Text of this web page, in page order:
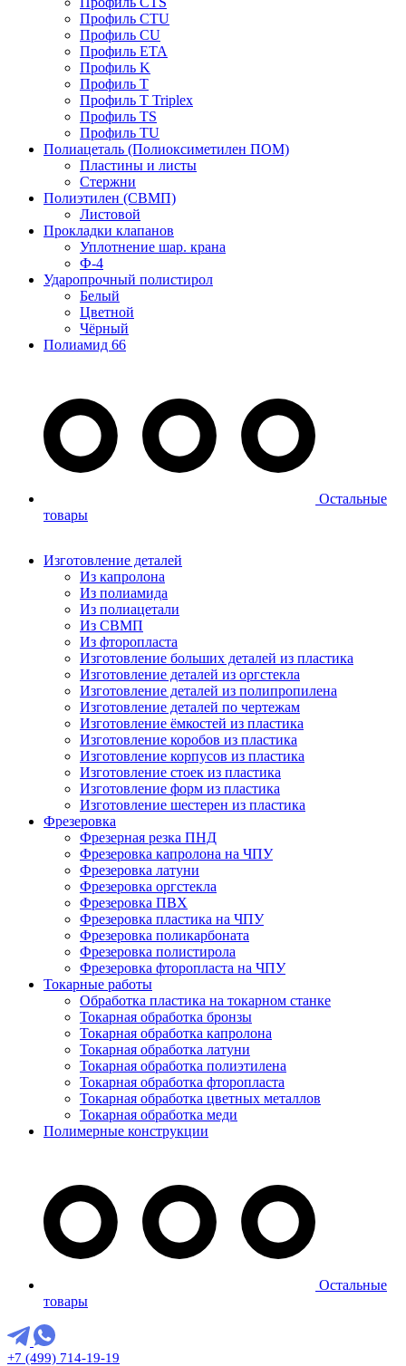
Профиль CTU
Профиль CU
Профиль ETA
Профиль K
Профиль T
Профиль T Triplex
Профиль TS
Профиль TU
Полиацеталь (Полиоксиметилен ПОМ)
Пластины и листы
Стержни
Полиэтилен (СВМП)
Листовой
Прокладки клапанов
Уплотнение шар. крана
Ф-4
Ударопрочный полистирол
Белый
Цветной
Чёрный
Полиамид 66
Остальные
товары
Изготовление деталей
Из капролона
Из полиамида
Из полиацетали
Из СВМП
Из фторопласта
Изготовление больших деталей из пластика
Изготовление деталей из оргстекла
Изготовление деталей из полипропилена
Изготовление деталей по чертежам
Изготовление ёмкостей из пластика
Изготовление коробов из пластика
Изготовление корпусов из пластика
Изготовление стоек из пластика
Изготовление форм из пластика
Изготовление шестерен из пластика
Фрезеровка
Фрезерная резка ПНД
Фрезеровка капролона на ЧПУ
Фрезеровка латуни
Фрезеровка оргстекла
Фрезеровка ПВХ
Фрезеровка пластика на ЧПУ
Фрезеровка поликарбоната
Фрезеровка полистирола
Фрезеровка фторопласта на ЧПУ
Токарные работы
Обработка пластика на токарном станке
Токарная обработка бронзы
Токарная обработка капролона
Токарная обработка латуни
Токарная обработка полиэтилена
Токарная обработка фторопласта
Токарная обработка цветных металлов
Токарная обработка меди
Полимерные конструкции
Остальные
товары
+7 (499) 714-19-19